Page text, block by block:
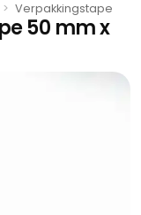
> Verpakkingstape
50 mm x